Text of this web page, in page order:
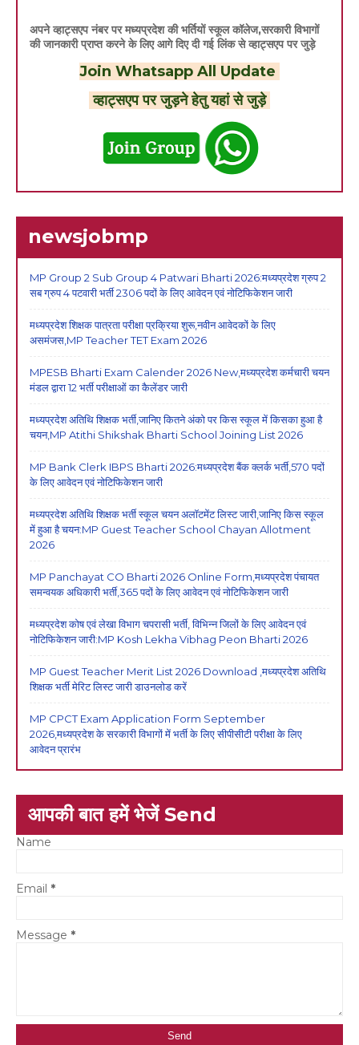
अपने व्हाट्सएप नंबर पर मध्यप्रदेश की भर्तियों स्कूल कॉलेज,सरकारी विभागों
की जानकारी प्राप्त करने के लिए आगे दिए दी गई लिंक से व्हाट्सएप पर जुड़े
Join Whatsapp All Update
व्हाट्सएप पर जुड़ने हेतु यहां से जुड़े
newsjobmp
MP Group 2 Sub Group 4 Patwari Bharti 2026:मध्यप्रदेश ग्रुप 2
सब ग्रुप 4 पटवारी भर्ती 2306 पदों के लिए आवेदन एवं नोटिफिकेशन जारी
मध्यप्रदेश शिक्षक पात्रता परीक्षा प्रक्रिया शुरू,नवीन आवेदकों के लिए
असमंजस,MP Teacher TET Exam 2026
MPESB Bharti Exam Calender 2026 New,मध्यप्रदेश कर्मचारी चयन
मंडल द्वारा 12 भर्ती परीक्षाओं का कैलेंडर जारी
मध्यप्रदेश अतिथि शिक्षक भर्ती,जानिए कितने अंको पर किस स्कूल में किसका हुआ है
चयन,MP Atithi Shikshak Bharti School Joining List 2026
MP Bank Clerk IBPS Bharti 2026:मध्यप्रदेश बैंक क्लर्क भर्ती,570 पदों
के लिए आवेदन एवं नोटिफिकेशन जारी
मध्यप्रदेश अतिथि शिक्षक भर्ती स्कूल चयन अलॉटमेंट लिस्ट जारी,जानिए किस स्कूल
में हुआ है चयन:MP Guest Teacher School Chayan Allotment
2026
MP Panchayat CO Bharti 2026 Online Form,मध्यप्रदेश पंचायत
समन्वयक अधिकारी भर्ती,365 पदों के लिए आवेदन एवं नोटिफिकेशन जारी
मध्यप्रदेश कोष एवं लेखा विभाग चपरासी भर्ती, विभिन्न जिलों के लिए आवेदन एवं
नोटिफिकेशन जारी:MP Kosh Lekha Vibhag Peon Bharti 2026
MP Guest Teacher Merit List 2026 Download ,मध्यप्रदेश अतिथि
शिक्षक भर्ती मेरिट लिस्ट जारी डाउनलोड करें
MP CPCT Exam Application Form September
2026,मध्यप्रदेश के सरकारी विभागों में भर्ती के लिए सीपीसीटी परीक्षा के लिए
आवेदन प्रारंभ
आपकी बात हमें भेजें Send
Name
Email *
Message *